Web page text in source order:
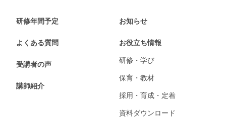
研修年間予定
よくある質問
受講者の声
講師紹介
お知らせ
お役立ち情報
研修・学び
保育・教材
採用・育成・定着
資料ダウンロード